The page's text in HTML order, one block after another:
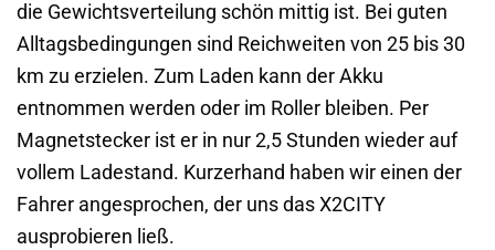
die Gewichtsverteilung schön mittig ist. Bei guten
Alltagsbedingungen sind Reichweiten von 25 bis 30
km zu erzielen. Zum Laden kann der Akku
entnommen werden oder im Roller bleiben. Per
Magnetstecker ist er in nur 2,5 Stunden wieder auf
vollem Ladestand. Kurzerhand haben wir einen der
Fahrer angesprochen, der uns das X2CITY
ausprobieren ließ.